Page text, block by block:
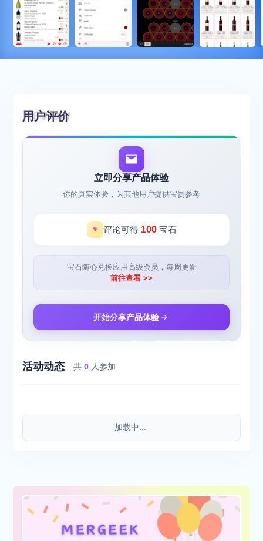
用户评价
立即分享产品体验
你的真实体验，为其他用户提供宝贵参考
评论可得 100宝石
宝石随心兑换应用高级会员，每周更新
前往查看 >>
开始分享产品体验
活动动态 共0 人参加
加载中...